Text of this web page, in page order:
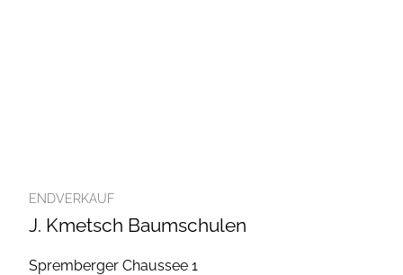
ENDVERKAUF
J. Kmetsch Baumschulen
Spremberger Chaussee 1